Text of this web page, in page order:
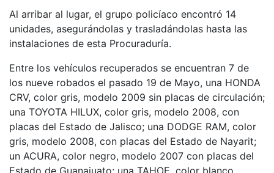
Al arribar al lugar, el grupo policíaco encontró 14
unidades, asegurándolas y trasladándolas hasta las
instalaciones de esta Procuraduría.
Entre los vehículos recuperados se encuentran 7 de
los nueve robados el pasado 19 de Mayo, una HONDA
CRV, color gris, modelo 2009 sin placas de circulación;
una TOYOTA HILUX, color gris, modelo 2008, con
placas del Estado de Jalisco; una DODGE RAM, color
gris, modelo 2008, con placas del Estado de Nayarit;
un ACURA, color negro, modelo 2007 con placas del
Estado de Guanajuato; una TAHOE, color blanco,